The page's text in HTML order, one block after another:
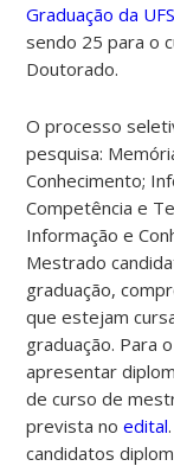
Graduação da
sendo 25 para o
Doutorado.
O processo
pesquisa:
Conhecimento;
Competência e
Informação e
Mestrado
graduação,
que estejam
graduação. Para
apresentar
de curso de
prevista noedital.
candidatos